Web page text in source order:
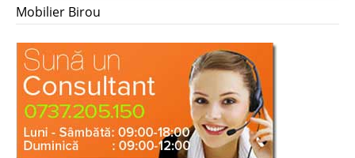
Mobilier Birou